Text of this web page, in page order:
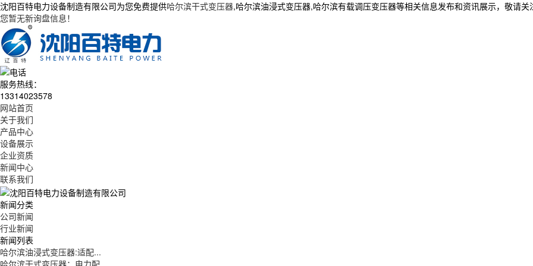
沈阳百特电力设备制造有限公司为您免费提供哈尔滨干式变压器,哈尔滨油浸式变压器,哈尔滨有载调压变压器等相关信息发布和资讯展示，敬请关
您暂无新询盘信息！
服务热线：
13314023578
网站首页
关于我们
产品中心
设备展示
企业资质
新闻中心
联系我们
新闻分类
公司新闻
行业新闻
新闻列表
哈尔滨油浸式变压器:适配...
哈尔滨干式变压器：电力配...